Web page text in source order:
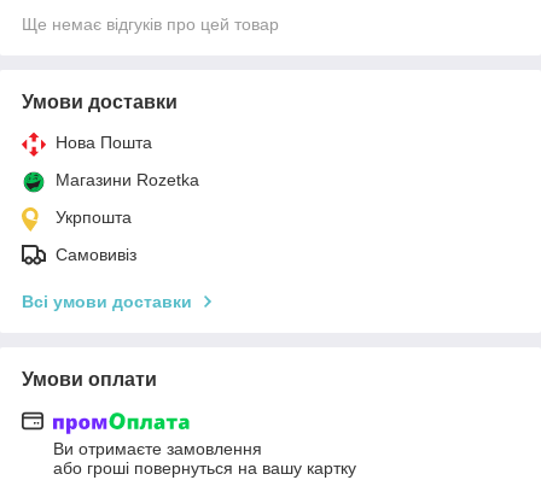
Ще немає відгуків про цей товар
Умови доставки
Нова Пошта
Магазини Rozetka
Укрпошта
Самовивіз
Всі умови доставки
Умови оплати
Ви отримаєте замовлення
або гроші повернуться на вашу картку